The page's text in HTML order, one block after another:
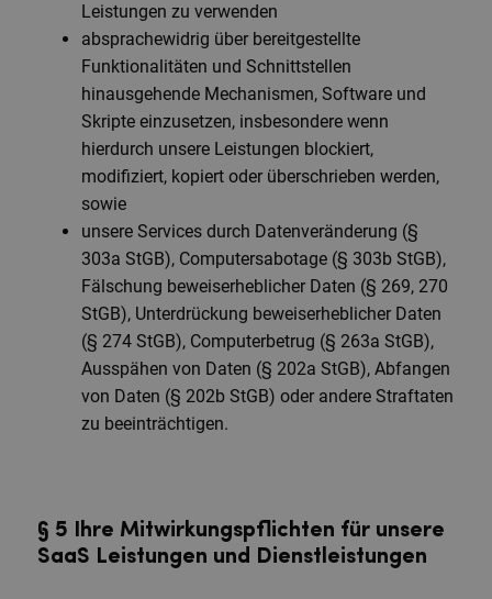
Leistungen zu verwenden
absprachewidrig über bereitgestellte
Funktionalitäten und Schnittstellen
hinausgehende Mechanismen, Software und
Skripte einzusetzen, insbesondere wenn
hierdurch unsere Leistungen blockiert,
modifiziert, kopiert oder überschrieben werden,
sowie
unsere Services durch Datenveränderung (§
303a StGB), Computersabotage (§ 303b StGB),
Fälschung beweiserheblicher Daten (§ 269, 270
StGB), Unterdrückung beweiserheblicher Daten
(§ 274 StGB), Computerbetrug (§ 263a StGB),
Ausspähen von Daten (§ 202a StGB), Abfangen
von Daten (§ 202b StGB) oder andere Straftaten
zu beeinträchtigen.
§ 5 Ihre Mitwirkungspflichten für unsere
SaaS Leistungen und Dienstleistungen